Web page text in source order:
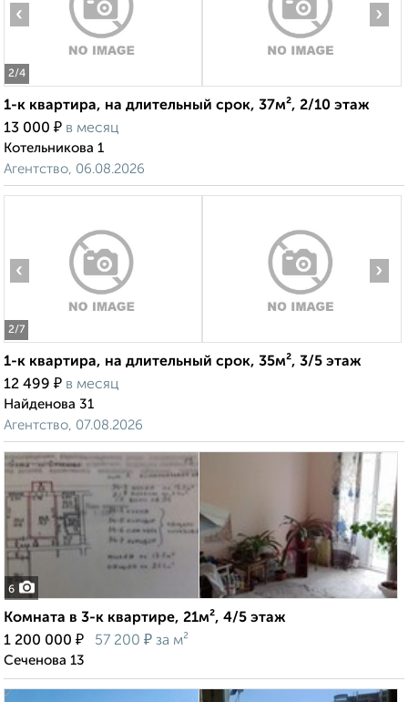
2/4
‹ ›
1-к квартира, на длительный срок, 37м², 2/10 этаж
13 000 ₽ в месяц
Котельникова 1
Агентство, 06.08.2026
2/7
‹ ›
1-к квартира, на длительный срок, 35м², 3/5 этаж
12 499 ₽ в месяц
Найденова 31
Агентство, 07.08.2026
6
Комната в 3-к квартире, 21м², 4/5 этаж
1 200 000 ₽ 57 200 ₽ за м²
Сеченова 13